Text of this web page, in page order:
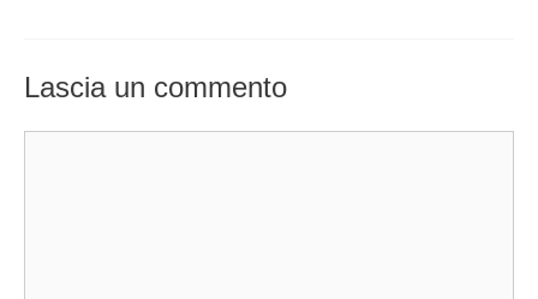
Lascia un commento